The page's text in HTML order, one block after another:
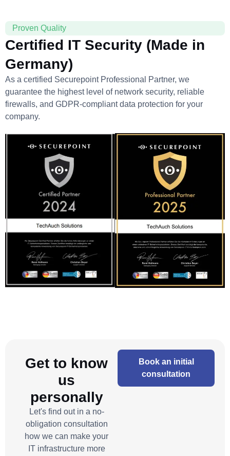
Proven Quality
Certified IT Security (Made in
Germany)
As a certified Securepoint Professional Partner, we
guarantee the highest level of network security, reliable
firewalls, and GDPR-compliant data protection for your
company.
Get to know
us
personally
Let's find out in a no-
obligation consultation
how we can make your
IT infrastructure more
Book an initial
consultation